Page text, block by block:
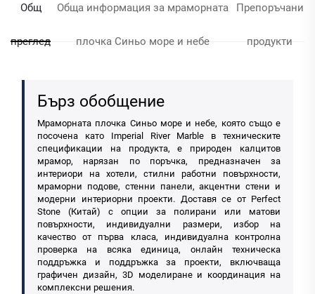
Общ
преглед
Обща информация за мраморната
плочка Синьо море и небе
Препоръчани
продукти
Бърз обобщение
Мраморната плочка Синьо море и небе, която също е
посочена като Imperial River Marble в техническите
спецификации на продукта, е природен калцитов
мрамор, нарязан по поръчка, предназначен за
интериори на хотели, стилни работни повърхности,
мраморни подове, стенни панели, акцентни стени и
модерни интериорни проекти. Доставя се от Perfect
Stone (Китай) с опции за полирани или матови
повърхности, индивидуални размери, избор на
качество от първа класа, индивидуална контролна
проверка на всяка единица, онлайн техническа
поддръжка и поддръжка за проекти, включваща
графичен дизайн, 3D моделиране и координация на
комплексни решения.